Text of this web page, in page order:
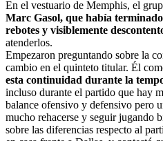
En el vestuario de Memphis, el
Marc Gasol, que había
rebotes y visiblemente
atenderlos.
Empezaron preguntando sobre la
cambio en el quinteto titular. Él
esta continuidad durante la
incluso durante el partido que hay
balance ofensivo y defensivo pero
mucho rehacerse y seguir jugando
sobre las diferencias respecto al